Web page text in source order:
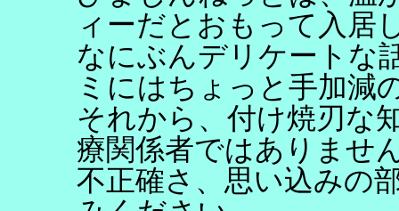
ィーだとおもって入居
なにぶんデリケートな
ミにはちょっと手加減
それから、付け焼刃な
療関係者ではありませ
不正確さ、思い込みの